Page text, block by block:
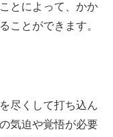
ことによって、かか
ことができます。
尽くして打ち込ん
気迫や覚悟が必要